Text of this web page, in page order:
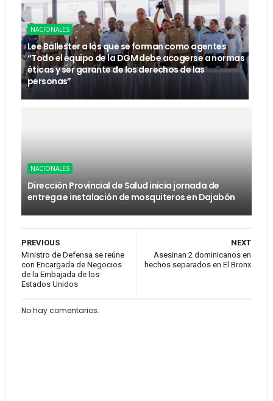
NACIONALES
Lee Ballester a los que se forman como agentes
“Todo el equipo de la DGM debe acogerse a normas
éticas y ser garante de los derechos de las
personas”
NACIONALES
Dirección Provincial de Salud inicia jornada de
entrega e instalación de mosquiteros en Dajabón
NEXT
Asesinan 2 dominicanos en
hechos separados en El Bronx
PREVIOUS
Ministro de Defensa se reúne
con Encargada de Negocios
de la Embajada de los
Estados Unidos
No hay comentarios.